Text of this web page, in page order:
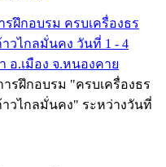
รฝึกอบรม ครบเครื่องธร
วไกลมั่นคง วันที่ 1 - 4
อ.เมือง จ.หนองคาย
รฝึกอบรม "ครบเครื่องธร
วไกลมั่นคง" ระหว่างวันที่